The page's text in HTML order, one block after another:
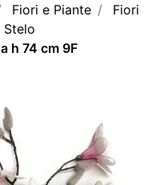
Fiori e Piante
Fiori
Stelo
h 74 cm 9F